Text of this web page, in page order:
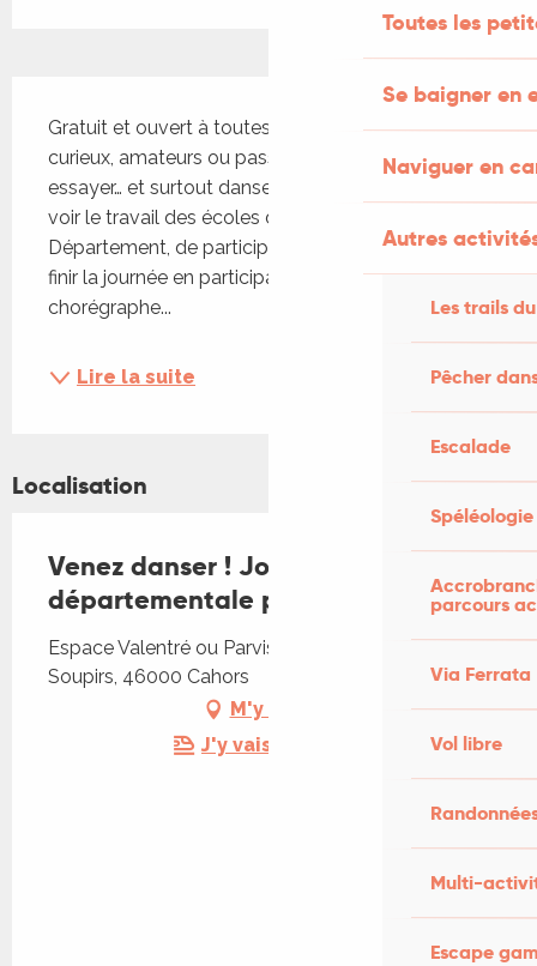
Toutes les
Se baigner en
Naviguer en
Autres
Les trails
Pêcher
Escalade
Spéléologie
parcours
Via Ferrata
Vol libre
Multi-
Escape
Gratuit et ouvert à toutes et tous Que vous soyez
curieux, amateurs ou passionnés, venez regarder,
essayer… et surtout danser ! ce sera l'occasion de
voir le travail des écoles de dans du
Département, de participer à des ateliers et de
finir la journée en participant à un bal avec la
chorégraphe...
Lire la suite
Localisation
Venez danser ! Journée
départementale pour la danse
Espace Valentré ou Parvis de la Mairie, Allée des
Soupirs, 46000 Cahors
M'y rendre
J'y vais en train !